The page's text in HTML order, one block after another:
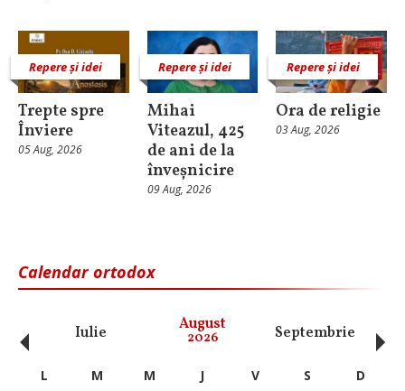
Repere și idei
Trepte spre
Înviere
05 Aug, 2026
Repere și idei
Mihai
Viteazul, 425
de ani de la
înveșnicire
09 Aug, 2026
Repere și idei
Ora de religie
03 Aug, 2026
Calendar ortodox
Iulie August
2026 Septembrie
‹ L M M J V S
D